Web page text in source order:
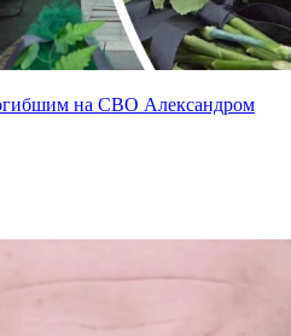
на СВО Александром